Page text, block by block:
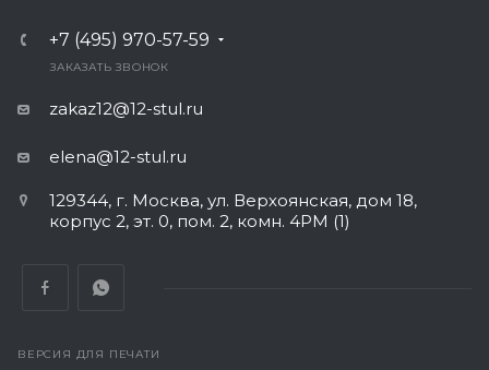
+7 (495) 970-57-59
ЗАКАЗАТЬ ЗВОНОК
zakaz12@12-stul.ru
elena@12-stul.ru
129344, г. Москва, ул. Верхоянская, дом 18,
корпус 2, эт. 0, пом. 2, комн. 4РМ (1)
ВЕРСИЯ ДЛЯ ПЕЧАТИ